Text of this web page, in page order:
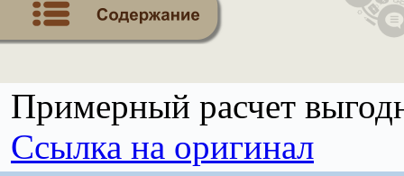
Примерный расчет
Ссылка на оригинал